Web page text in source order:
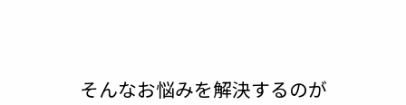
そんなお悩みを解決するのが